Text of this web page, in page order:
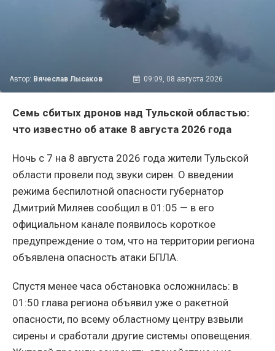
Автор: Вячеслав Лысаков 09:09, 08 августа 2026
Семь сбитых дронов над Тульской областью:
что известно об атаке 8 августа 2026 года
Ночь с 7 на 8 августа 2026 года жители Тульской
области провели под звуки сирен. О введении
режима беспилотной опасности губернатор
Дмитрий Миляев сообщил в 01:05 — в его
официальном канале появилось короткое
предупреждение о том, что на территории региона
объявлена опасность атаки БПЛА.
Спустя менее часа обстановка осложнилась: в
01:50 глава региона объявил уже о ракетной
опасности, по всему областному центру взвыли
сирены и сработали другие системы оповещения.